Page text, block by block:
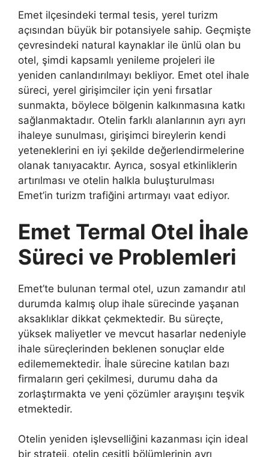
Emet ilçesindeki termal tesis, yerel turizm
açısından büyük bir potansiyele sahip. Geçmişte
çevresindeki natural kaynaklar ile ünlü olan bu
otel, şimdi kapsamlı yenileme projeleri ile
yeniden canlandırılmayı bekliyor. Emet otel ihale
süreci, yerel girişimciler için yeni fırsatlar
sunmakta, böylece bölgenin kalkınmasına katkı
sağlanmaktadır. Otelin farklı alanlarının ayrı ayrı
ihaleye sunulması, girişimci bireylerin kendi
yeteneklerini en iyi şekilde değerlendirmelerine
olanak tanıyacaktır. Ayrıca, sosyal etkinliklerin
artırılması ve otelin halkla buluşturulması
Emet’in turizm trafiğini artırmayı vaat ediyor.
Emet Termal Otel İhale
Süreci ve Problemleri
Emet’te bulunan termal otel, uzun zamandır atıl
durumda kalmış olup ihale sürecinde yaşanan
aksaklıklar dikkat çekmektedir. Bu süreçte,
yüksek maliyetler ve mevcut hasarlar nedeniyle
ihale süreçlerinden beklenen sonuçlar elde
edilememektedir. İhale sürecine katılan bazı
firmaların geri çekilmesi, durumu daha da
zorlaştırmakta ve yeni çözümler arayışını teşvik
etmektedir.
Otelin yeniden işlevselliğini kazanması için ideal
bir strateji, otelin çeşitli bölümlerinin ayrı